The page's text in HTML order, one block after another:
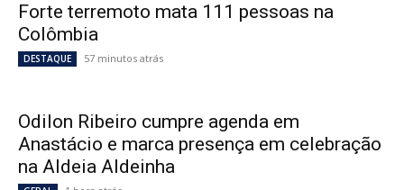
Forte terremoto mata 111 pessoas na
Colômbia
DESTAQUE 57 minutos atrás
Odilon Ribeiro cumpre agenda em
Anastácio e marca presença em celebração
na Aldeia Aldeinha